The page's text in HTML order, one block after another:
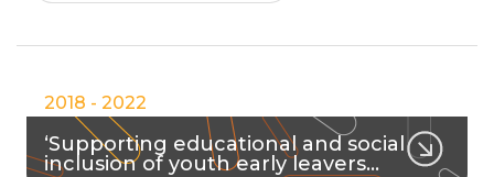
2018 - 2022
‘Supporting educational and social
inclusion of youth early leavers…